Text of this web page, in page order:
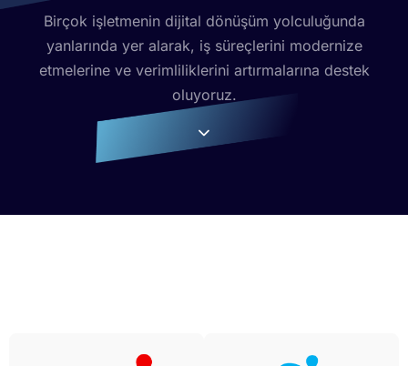
Birçok işletmenin dijital dönüşüm yolculuğunda
yanlarında yer alarak, iş süreçlerini modernize
etmelerine ve verimliliklerini artırmalarına destek
oluyoruz.